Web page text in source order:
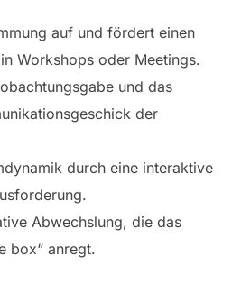
auf und fördert einen
Workshops oder Meetings.
und das
der
durch eine interaktive
Abwechslung, die das
box“ anregt.